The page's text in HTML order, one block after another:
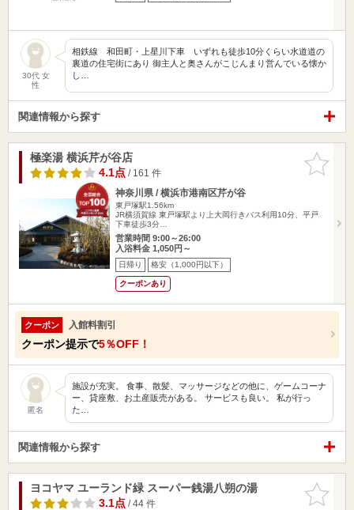
30代 女
性
相鉄線 和田町・上星川下車 いずれも徒歩10分くらい水道道の
裏道の住宅街にあり 御主人と奥さんがこじんまり営んでいる懐か
し…
関連情報から探す
お気に入
りに追加
極楽湯 横浜芹が谷店
4.1点/ 161 件
神奈川県 / 横浜市港南区芹が谷
東戸塚駅1.56km
JR横須賀線 東戸塚駅より上大岡行きバス利用10分、平戸
下車徒歩3分…
営業時間 9:00～26:00
入浴料金 1,050円～
日帰り 格安（1,000円以下）
クーポンあり
クーポン 入館料割引
クーポン提示で5％OFF！
匿名
施設が充実。 食事、散髪、マッサージなどの他に、ゲームコーナ
ー、貸座敷、お土産販売がある。 サービスも良い。 私が行っ
た…
関連情報から探す
お気に入
りに追加
ヨコヤマ ユーランド緑 スーパー銭湯八朔の湯
3.1点/ 44 件